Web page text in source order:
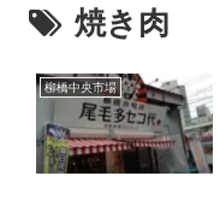
焼き肉
柳橋中央市場